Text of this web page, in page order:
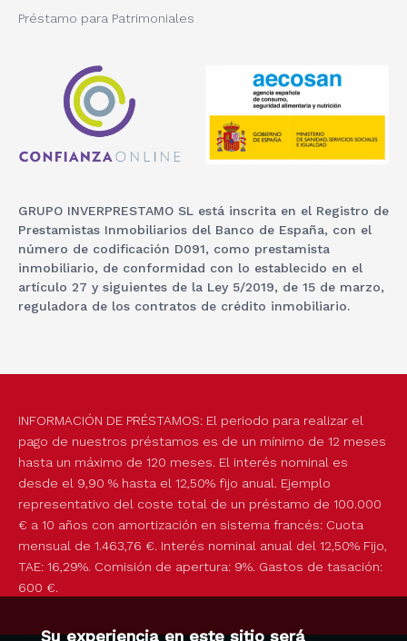
Préstamo para Patrimoniales
GRUPO INVERPRESTAMO SL está inscrita en el Registro de
Prestamistas Inmobiliarios del Banco de España, con el
número de codificación D091, como prestamista
inmobiliario, de conformidad con lo establecido en el
artículo 27 y siguientes de la Ley 5/2019, de 15 de marzo,
reguladora de los contratos de crédito inmobiliario.
INFORMACIÓN DE PRÉSTAMOS: El periodo para realizar el
pago de nuestros préstamos es de un mínimo de 12 meses
hasta un máximo de 120 meses. El interés nominal es
desde el 9,90 % hasta el 12,50% fijo anual. Ejemplo
representativo del coste total de un préstamo de 100.000
€ a 10 años con amortización en sistema francés: Cuota
mensual de 1.463,76 €. Interés nominal anual del 12,50% Fijo,
TAE: 16,29%. Comisión de apertura: 9%. Gastos de tasación:
600 €.
Su experiencia en este sitio será